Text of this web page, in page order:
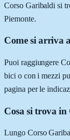
Corso Garibaldi si
Piemonte.
Come si arriva
Puoi raggiungere
bici o con i mezzi
pagina per le
Cosa si trova
Lungo Corso